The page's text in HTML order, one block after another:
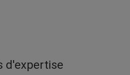
d'expertise